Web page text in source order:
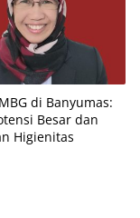
di Banyumas:
Besar dan
Higienitas